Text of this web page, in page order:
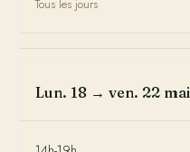
Tous les jours
Lun. 18 → ven. 22 mai